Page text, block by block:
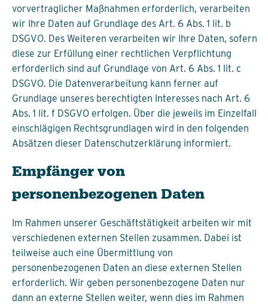
vorvertraglicher Maßnahmen erforderlich, verarbeiten
wir Ihre Daten auf Grundlage des Art. 6 Abs. 1 lit. b
DSGVO. Des Weiteren verarbeiten wir Ihre Daten, sofern
diese zur Erfüllung einer rechtlichen Verpflichtung
erforderlich sind auf Grundlage von Art. 6 Abs. 1 lit. c
DSGVO. Die Datenverarbeitung kann ferner auf
Grundlage unseres berechtigten Interesses nach Art. 6
Abs. 1 lit. f DSGVO erfolgen. Über die jeweils im Einzelfall
einschlägigen Rechtsgrundlagen wird in den folgenden
Absätzen dieser Datenschutzerklärung informiert.
Empfänger von
personenbezogenen Daten
Im Rahmen unserer Geschäftstätigkeit arbeiten wir mit
verschiedenen externen Stellen zusammen. Dabei ist
teilweise auch eine Übermittlung von
personenbezogenen Daten an diese externen Stellen
erforderlich. Wir geben personenbezogene Daten nur
dann an externe Stellen weiter, wenn dies im Rahmen